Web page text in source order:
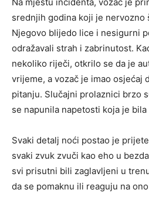
srednjih godina koji je nervozno
Njegovo blijedo lice i nesigurni
odražavali strah i zabrinutost.
nekoliko riječi, otkrilo se da je
vrijeme, a vozač je imao osjećaj
pitanju. Slučajni prolaznici brzo
se napunila napetosti koja je
Svaki detalj noći postao je
svaki zvuk zvuči kao eho u
svi prisutni bili zaglavljeni u
da se pomaknu ili reaguju na